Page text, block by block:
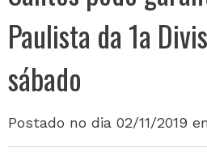
Paulista da 1a
sábado
Postado no dia 02/11/2019